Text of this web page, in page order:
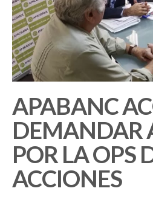
APABANC
DEMANDAR
POR LA OPS
ACCIONES